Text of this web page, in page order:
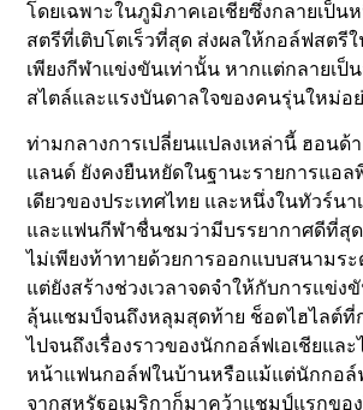
โดยเฉพาะในภูมิภาคเอเชียซึ่งกลายเป็น
สตรีที่เติบโตเร็วที่สุด ส่งผลให้กอล์ฟสตรี
เพียงกีฬาแข่งขันเท่านั้น หากแต่กลายเป็
สไตล์และแรงบันดาลใจของคนรุ่นใหม่อ
ท่ามกลางการเปลี่ยนแปลงเหล่านี้ ฮอนด้
แลนด์ ยังคงยืนหยัดในฐานะรายการแอล
เดียวของประเทศไทย และหนึ่งในทัวร์น
และแฟนกีฬาชื่นชมว่ามีบรรยากาศดีที่สุ
ไม่เพียงท้าทายด้วยการออกแบบสนามร
แต่ยังสร้างช่วงเวลาจดจำให้กับการแข่ง
ลุ้นแชมป์จนถึงหลุมสุดท้าย ช็อตไฮไลต์ที่
ไปจนถึงเรื่องราวของนักกอล์ฟเอเชียแล
หน้าแฟนกอล์ฟในบ้านหรือแม้แต่นักกอล์ฟ
จากสหรัฐอเมริกาก็มาคว้าแชมป์แรกขอ